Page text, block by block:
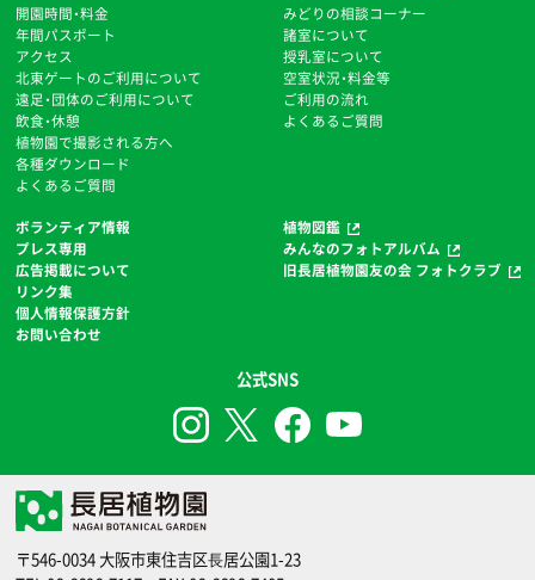
開園時間・料金
年間パスポート
アクセス
北東ゲートのご利用について
遠足・団体のご利用について
飲食・休憩
植物園で撮影される方へ
各種ダウンロード
よくあるご質問
みどりの相談コーナー
諸室について
授乳室について
空室状況・料金等
ご利用の流れ
よくあるご質問
ボランティア情報
プレス専用
広告掲載について
リンク集
個人情報保護方針
お問い合わせ
植物図鑑
みんなのフォトアルバム
旧長居植物園友の会 フォトクラブ
公式SNS
〒546-0034 大阪市東住吉区⻑居公園1-23